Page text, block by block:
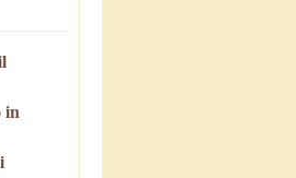
in